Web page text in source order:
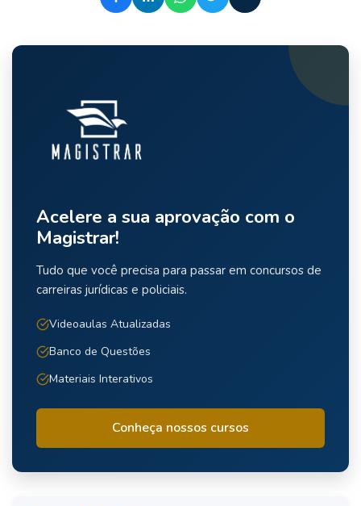
Acelere a sua aprovação com o
Magistrar!
Tudo que você precisa para passar em concursos de
carreiras jurídicas e policiais.
Videoaulas Atualizadas
Banco de Questões
Materiais Interativos
Conheça nossos cursos